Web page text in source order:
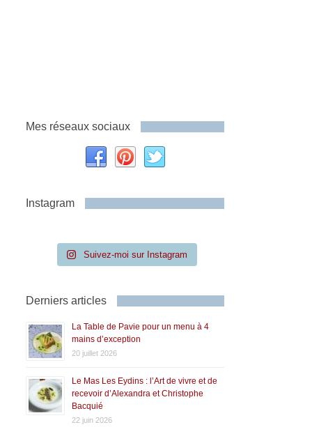
Mes réseaux sociaux
Instagram
Suivez-moi sur Instagram
Derniers articles
La Table de Pavie pour un menu à 4
mains d’exception
20 juillet 2026
Le Mas Les Eydins : l’Art de vivre et de
recevoir d’Alexandra et Christophe
Bacquié
22 juin 2026